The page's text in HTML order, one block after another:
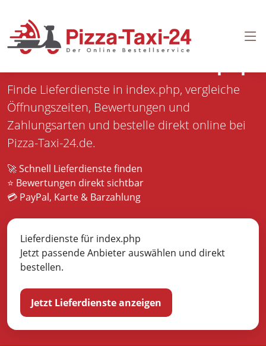
Finde Lieferdienste in index.php, vergleiche
Öffnungszeiten, Bewertungen und
Zahlungsarten und bestelle direkt online bei
Pizza-Taxi-24.de.
🚀 Schnell Lieferdienste finden
⭐ Bewertungen direkt sichtbar
💳 PayPal, Karte & Barzahlung
Lieferdienste für index.php
Jetzt passende Anbieter auswählen und direkt
bestellen.
Jetzt Lieferdienste anzeigen